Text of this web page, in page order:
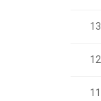
13
12
11